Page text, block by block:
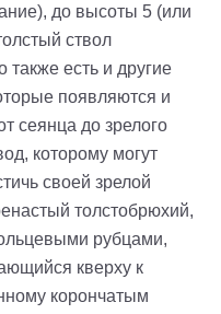
до высоты 5 (или
ствол
также есть и другие
появляются и
сеянца до зрелого
которому могут
своей зрелой
толстобрюхий,
рубцами,
кверху к
корончатым